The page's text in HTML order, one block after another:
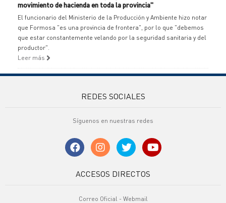
movimiento de hacienda en toda la provincia"
El funcionario del Ministerio de la Producción y Ambiente hizo notar
que Formosa "es una provincia de frontera", por lo que "debemos
que estar constantemente velando por la seguridad sanitaria y del
productor".
Leer más
REDES SOCIALES
Síguenos en nuestras redes
ACCESOS DIRECTOS
Correo Oficial - Webmail